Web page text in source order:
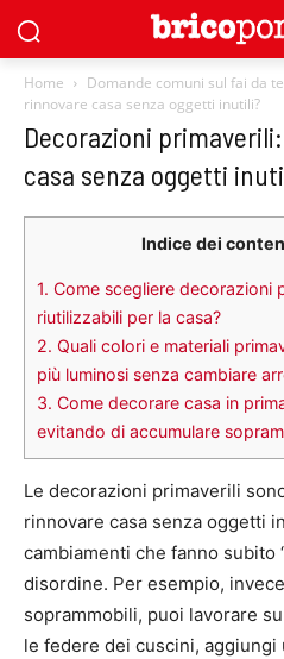
Home Domande comuni sul fai da te
rinnovare casa senza oggetti inutili?
Decorazioni
casa senza oggetti
Indice dei
1. Come scegliere decorazioni
riutilizzabili per la casa?
2. Quali colori e materiali
più luminosi senza cambiare
3. Come decorare casa in
evitando di accumulare
Le decorazioni primaverili
rinnovare casa senza oggetti
cambiamenti che fanno subito
disordine. Per esempio,
soprammobili, puoi lavorare
le federe dei cuscini,